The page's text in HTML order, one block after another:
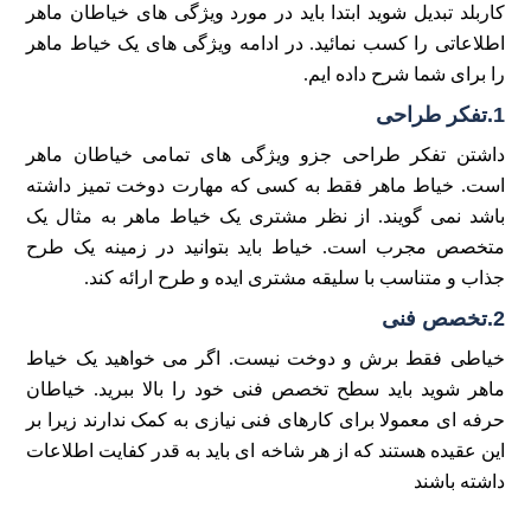
کاربلد تبدیل شوید ابتدا باید در مورد ویژگی های خیاطان ماهر
اطلاعاتی را کسب نمائید. در ادامه ویژگی های یک خیاط ماهر
را برای شما شرح داده ایم.
1.تفکر طراحی
داشتن تفکر طراحی جزو ویژگی های تمامی خیاطان ماهر
است. خیاط ماهر فقط به کسی که مهارت دوخت تمیز داشته
باشد نمی گویند. از نظر مشتری یک خیاط ماهر به مثال یک
متخصص مجرب است. خیاط باید بتوانید در زمینه یک طرح
جذاب و متناسب با سلیقه مشتری ایده و طرح ارائه کند.
2.تخصص فنی
خیاطی فقط برش و دوخت نیست. اگر می خواهید یک خیاط
ماهر شوید باید سطح تخصص فنی خود را بالا ببرید. خیاطان
حرفه ای معمولا برای کارهای فنی نیازی به کمک ندارند زیرا بر
این عقیده هستند که از هر شاخه ای باید به قدر کفایت اطلاعات
داشته باشند